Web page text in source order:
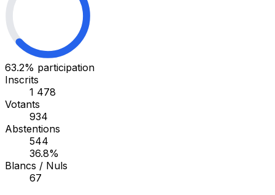
63.2% participation
Inscrits
1 478
Votants
934
Abstentions
544
36.8%
Blancs / Nuls
67